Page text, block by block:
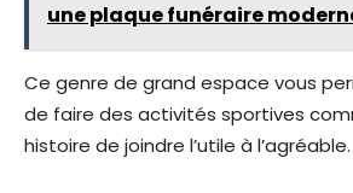
une plaque funéraire
Ce genre de grand espace vous
de faire des activités sportives
histoire de joindre l’utile à l’agréable.